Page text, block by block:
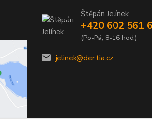
Štěpán Jelínek
+420 602 561
(Po-Pá, 8-16 hod.)
jelinek@dentia.cz